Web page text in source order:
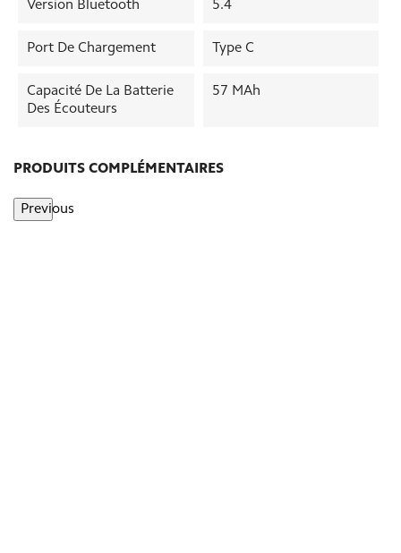
Version Bluetooth 5.4
Port De Chargement Type C
Capacité De La Batterie
Des Écouteurs
57 MAh
PRODUITS COMPLÉMENTAIRES
Previous